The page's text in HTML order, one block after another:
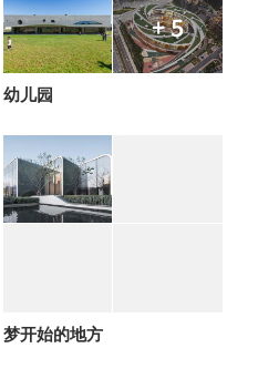
+ 5
幼儿园
梦开始的地方